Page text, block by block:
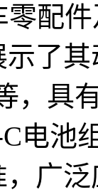
零配
示了
，具
电池
，广